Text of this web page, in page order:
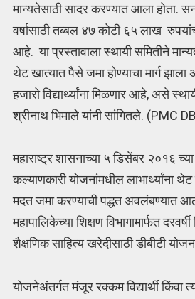
मान्यतेसाठी सादर करण्यात आला होता.
वर्षासाठी तब्बल ४७ कोटी ६५ लाख
आहे. या प्रस्तावाला स्थायी समितीने मान्यता
थेट खात्यात पैसे जमा होण्याचा मार्ग
हजारो विद्यार्थ्यांना मिळणार आहे, असे
श्रीनाथ भिमाले यांनी सांगितले. (PMC
महाराष्ट्र शासनाच्या ५ डिसेंबर २०१६ च्या
कल्याणकारी योजनांमधील लाभार्थ्यांना
मदत जमा करण्याची पद्धत अवलंबण्यात
महापालिकेच्या शिक्षण विभागामार्फत
शैक्षणिक साहित्य खरेदीसाठी डीबीटी
योजनेअंतर्गत मंजूर रक्कम विद्यार्थी किंवा